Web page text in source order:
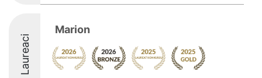
Laureaci
Marion